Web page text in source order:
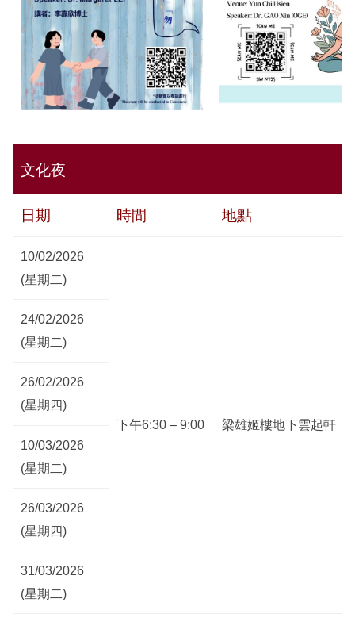
文化夜
日期 時間 地點
10/02/2026
(星期二)
下午6:30 – 9:00 梁雄姬樓地下雲起軒
24/02/2026
(星期二)
26/02/2026
(星期四)
10/03/2026
(星期二)
26/03/2026
(星期四)
31/03/2026
(星期二)